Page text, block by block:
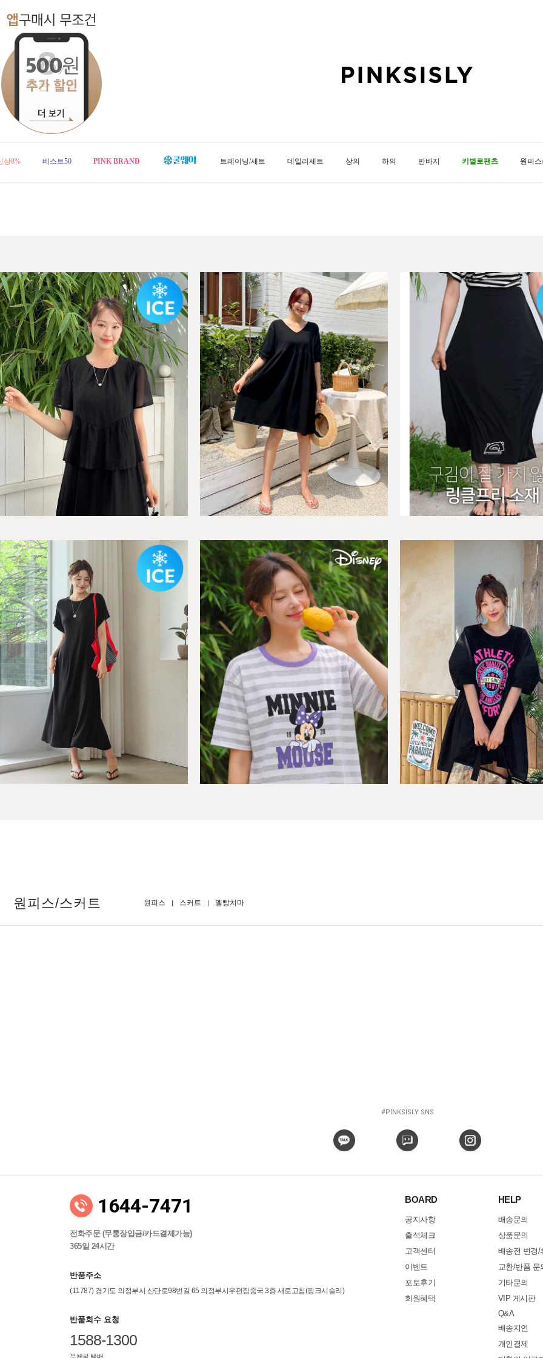
상8% 베스트50 PINK BRAND 트레이닝/세트 데일리세트 상의 하의 반바지 키별로팬츠 원피
썸블리 쿨쉬폰 레이어드 플레어 롱 원피스
F(44-66반)
31,800원 29,260원
BEST
02
엑스 라인 브이넥 원피스
F(XXL)(44-77)
27,600원
BEST
the시원_아이스 스판 A라인
F(44-66반)
15,800원
원피스/스커트 원피스 스커트 멜빵치마
#PINKSISLY SNS
1644-7471
전화주문 (무통장입금/카드결제가능)
365일 24시간
반품주소
(11787) 경기도 의정부시 산단로98번길 65 의정부시우편집중국 3층 새로고침(핑크시슬리)
반품회수 요청
1588-1300
우체국 택배
BOARD
공지사항
출석체크
고객센터
이벤트
포토후기
회원혜택
HELP
배송문의
상품문의
배송전 변경/
교환/반품 문
기타문의
VIP 게시판
Q&A
배송지연
개인결제